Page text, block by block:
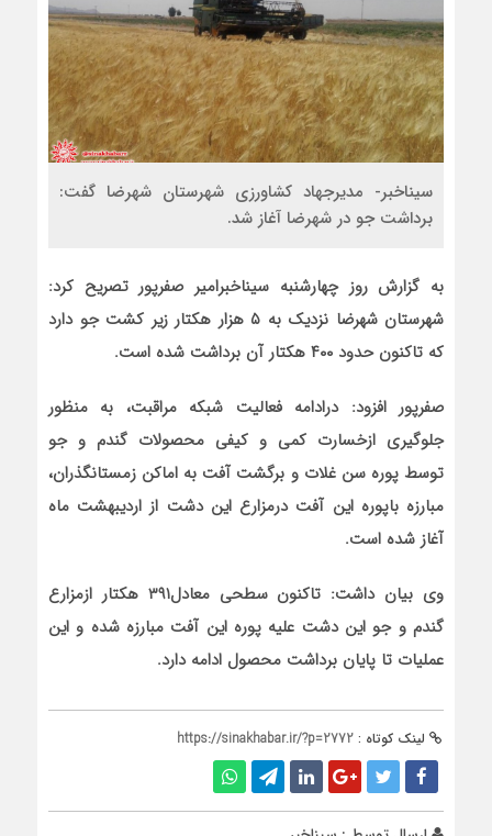
سیناخبر- مدیرجهاد کشاورزی شهرستان شهرضا گفت:
برداشت جو در شهرضا آغاز شد.
به گزارش روز چهارشنبه سیناخبرامیر صفرپور تصریح کرد:
شهرستان شهرضا نزدیک به ۵ هزار هکتار زیر کشت جو دارد
که تاکنون حدود ۴۰۰ هکتار آن برداشت شده است.
صفرپور افزود: درادامه فعالیت شبکه مراقبت، به منظور
جلوگیری ازخسارت کمی و کیفی محصولات گندم و جو
توسط پوره سن غلات و برگشت آفت به اماکن زمستانگذران،
مبارزه باپوره این آفت درمزارع این دشت از اردیبهشت ماه
آغاز شده است.
وی بیان داشت: تاکنون سطحی معادل٣٩١ هکتار ازمزارع
گندم و جو این دشت علیه پوره این آفت مبارزه شده و این
عملیات تا پایان برداشت محصول ادامه دارد.
لینک کوتاه : https://sinakhabar.ir/?p=2772